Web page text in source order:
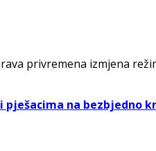
privremena izmjena
pješacima na bezbjedno